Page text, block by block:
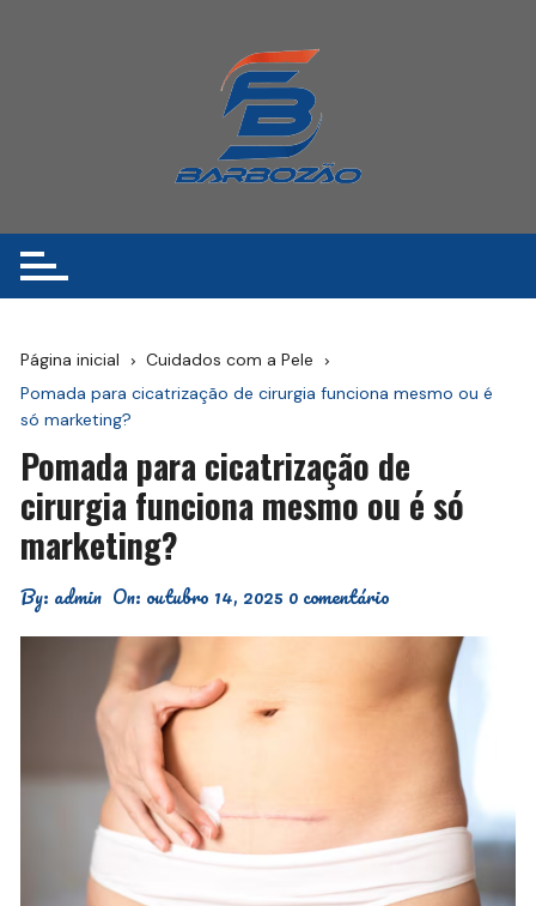
Página inicial
Cuidados com a Pele
Pomada para cicatrização de cirurgia funciona mesmo ou é
só marketing?
Pomada para cicatrização de
cirurgia funciona mesmo ou é só
marketing?
By: admin On: outubro 14, 2025 0 comentário